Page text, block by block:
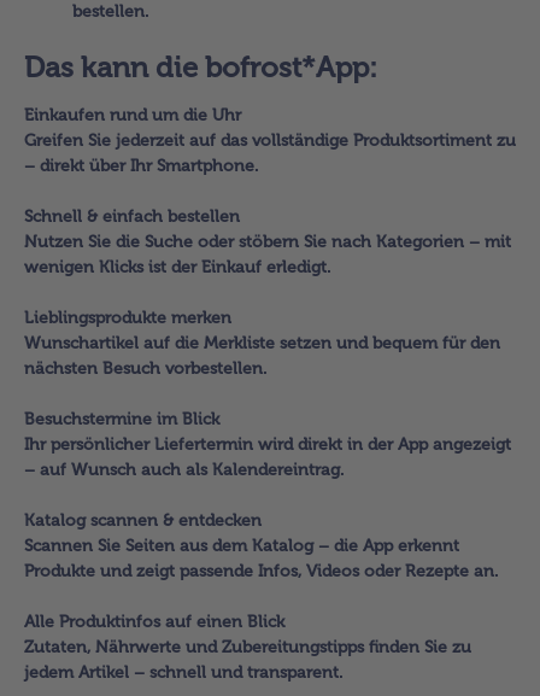
bestellen.
Das kann die bofrost*App:
Einkaufen rund um die Uhr
Greifen Sie jederzeit auf das vollständige Produktsortiment zu
– direkt über Ihr Smartphone.
Schnell & einfach bestellen
Nutzen Sie die Suche oder stöbern Sie nach Kategorien – mit
wenigen Klicks ist der Einkauf erledigt.
Lieblingsprodukte merken
Wunschartikel auf die Merkliste setzen und bequem für den
nächsten Besuch vorbestellen.
Besuchstermine im Blick
Ihr persönlicher Liefertermin wird direkt in der App angezeigt
– auf Wunsch auch als Kalendereintrag.
Katalog scannen & entdecken
Scannen Sie Seiten aus dem Katalog – die App erkennt
Produkte und zeigt passende Infos, Videos oder Rezepte an.
Alle Produktinfos auf einen Blick
Zutaten, Nährwerte und Zubereitungstipps finden Sie zu
jedem Artikel – schnell und transparent.